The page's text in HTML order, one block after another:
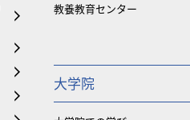
教養教育センター
大学院